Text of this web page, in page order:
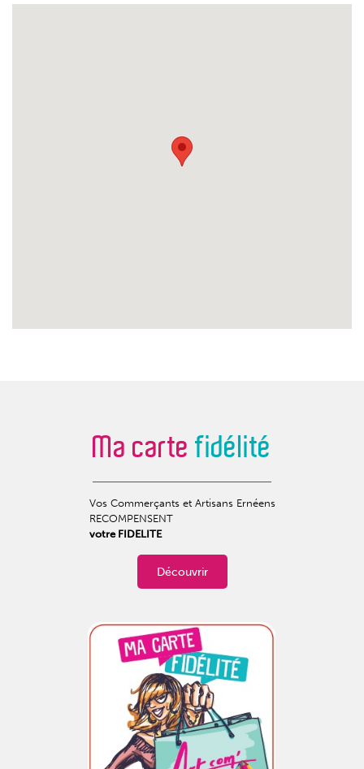
Ma carte fidélité
Vos Commerçants et Artisans Ernéens
RECOMPENSENT
votre FIDELITE
Découvrir